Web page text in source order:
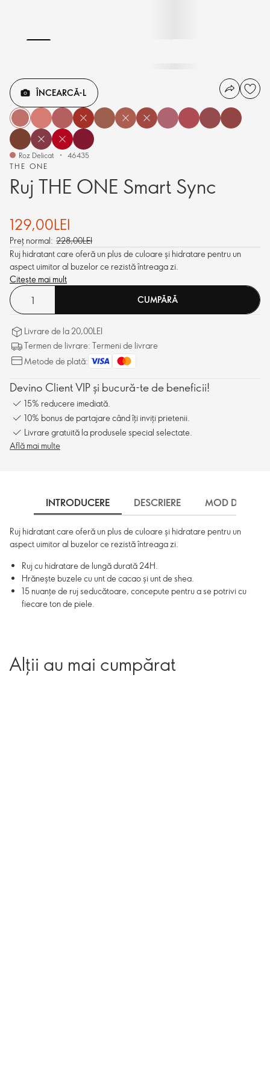
THE ONE
Ruj THE ONE Smart Sync
ÎNCEARCĂ-L
Roz Delicat 46435
129,00LEI
Preț normal: 228,00LEI
Ruj hidratant care oferă un plus de culoare și hidratare pentru un
aspect uimitor al buzelor ce rezistă întreaga zi.
Citește mai mult
CUMPĂRĂ
Livrare de la 20,00LEI
Termen de livrare: Termeni de livrare
Metode de plată:
Devino Client VIP și bucură-te de beneficii!
15% reducere imediată.
10% bonus de partajare când îți inviți prietenii.
Livrare gratuită la produsele special selectate.
Află mai multe
INTRODUCERE DESCRIERE MOD DE
Ruj hidratant care oferă un plus de culoare și hidratare pentru un
aspect uimitor al buzelor ce rezistă întreaga zi.
Ruj cu hidratare de lungă durată 24H.
Hrănește buzele cu unt de cacao și unt de shea.
15 nuanțe de ruj seducătoare, concepute pentru a se potrivi cu
fiecare ton de piele.
Alții au mai cumpărat